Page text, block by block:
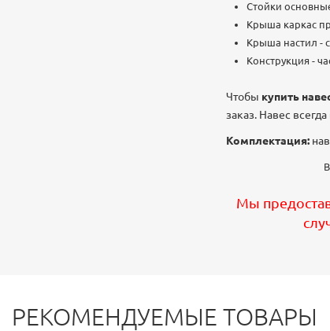
Стойки
Крыша каркас
Крыша настил -
Конструкция -
Чтобы купить
заказ. Навес
Комплектация:
Мы
РЕКОМЕНДУЕМЫЕ ТОВАРЫ